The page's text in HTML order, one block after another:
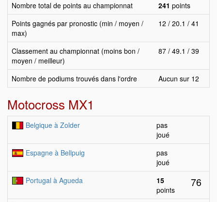
Nombre total de points au championnat 241 points
Points gagnés par pronostic (min / moyen /
max)
12 / 20.1 / 41
Classement au championnat (moins bon /
moyen / meilleur)
87 / 49.1 / 39
Nombre de podiums trouvés dans l'ordre Aucun sur 12
Motocross MX1
Belgique à Zolder
pas
joué
Espagne à Bellpuig
pas
joué
Portugal à Agueda
15
points
76